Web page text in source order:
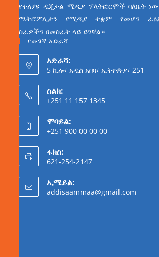
የተለያዩ ዲጂታል ሚዲያ ፕላትፎርሞች ባለቤት
ሜትሮፖሊታን የሚዲያ ተቋም የመሆን
ስራዎችን በመስራት ላይ ይገኛል።
የመገኛ አድራሻ
አድራሻ:
5 ኪሎ፣ አዲስ አበባ፣ ኢትዮጵያ፣ 251
ስልክ:
+251 11 157 1345
ሞባይል:
+251 900 00 00 00
ፋክስ:
621-254-2147
ኢሜይል:
addisaammaa@gmail.com